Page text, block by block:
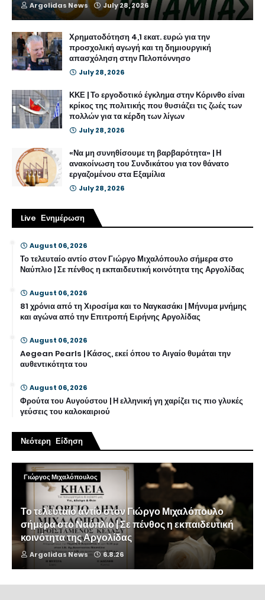
Argolidas News July 28, 2026
Χρηματοδότηση 4,1 εκατ. ευρώ για την
προσχολική αγωγή και τη δημιουργική
απασχόληση στην Πελοπόννησο
July 28, 2026
ΚΚΕ | Το εργοδοτικό έγκλημα στην Κόρινθο είναι
κρίκος της πολιτικής που θυσιάζει τις ζωές των
πολλών για τα κέρδη των λίγων
July 28, 2026
«Να μη συνηθίσουμε τη βαρβαρότητα» | Η
ανακοίνωση του Συνδικάτου για τον θάνατο
εργαζομένου στα Εξαμίλια
July 28, 2026
Live Ενημέρωση
August 06, 2026
Το τελευταίο αντίο στον Γιώργο Μιχαλόπουλο σήμερα στο
Ναύπλιο | Σε πένθος η εκπαιδευτική κοινότητα της Αργολίδας
August 06, 2026
81 χρόνια από τη Χιροσίμα και το Ναγκασάκι | Μήνυμα μνήμης
και αγώνα από την Επιτροπή Ειρήνης Αργολίδας
August 06, 2026
Aegean Pearls | Κάσος, εκεί όπου το Αιγαίο θυμάται την
αυθεντικότητα του
August 06, 2026
Φρούτα του Αυγούστου | Η ελληνική γη χαρίζει τις πιο γλυκές
γεύσεις του καλοκαιριού
Νεότερη Είδηση
Γιώργος Μιχαλόπουλος
Το τελευταίο αντίο στον Γιώργο Μιχαλόπουλο
σήμερα στο Ναύπλιο | Σε πένθος η εκπαιδευτική
κοινότητα της Αργολίδας
Argolidas News 6.8.26